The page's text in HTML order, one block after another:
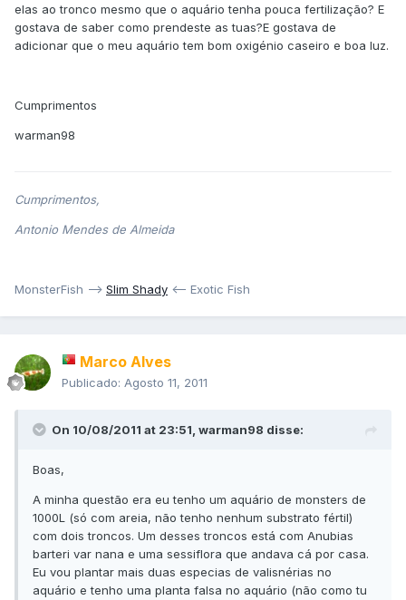
elas ao tronco mesmo que o aquário tenha pouca fertilização? E
gostava de saber como prendeste as tuas?E gostava de
adicionar que o meu aquário tem bom oxigénio caseiro e boa luz.
Cumprimentos
warman98
Cumprimentos,
Antonio Mendes de Almeida
MonsterFish --> Slim Shady <-- Exotic Fish
Marco Alves
Publicado: Agosto 11, 2011
On 10/08/2011 at 23:51, warman98 disse:
Boas,
A minha questão era eu tenho um aquário de monsters de
1000L (só com areia, não tenho nenhum substrato fértil)
com dois troncos. Um desses troncos está com Anubias
barteri var nana e uma sessiflora que andava cá por casa.
Eu vou plantar mais duas especias de valisnérias no
aquário e tenho uma planta falsa no aquário (não como tu